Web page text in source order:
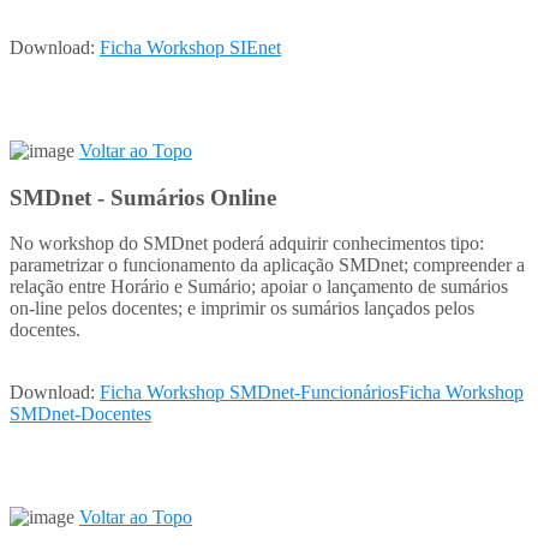
Download: Ficha Workshop SIEnet
Voltar ao Topo
SMDnet - Sumários Online
No workshop do SMDnet poderá adquirir conhecimentos tipo:
parametrizar o funcionamento da aplicação SMDnet; compreender a
relação entre Horário e Sumário; apoiar o lançamento de sumários
on-line pelos docentes; e imprimir os sumários lançados pelos
docentes.
Download: Ficha Workshop SMDnet-FuncionáriosFicha Workshop
SMDnet-Docentes
Voltar ao Topo